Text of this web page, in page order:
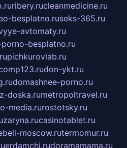
ribery.rucleanmedicine.ru
besplatno.ruseks-365.ru
avtomaty.ru
besplatno.ru
pichkurovlab.ru
don-ykt.ru
domashnee-porno.ru
doska.rumetropoltravel.ru
media.rurostotsky.ru
zaryna.rucasinotablet.ru
moscow.rutermomur.ru
erdamchi.rudoramamama.ru